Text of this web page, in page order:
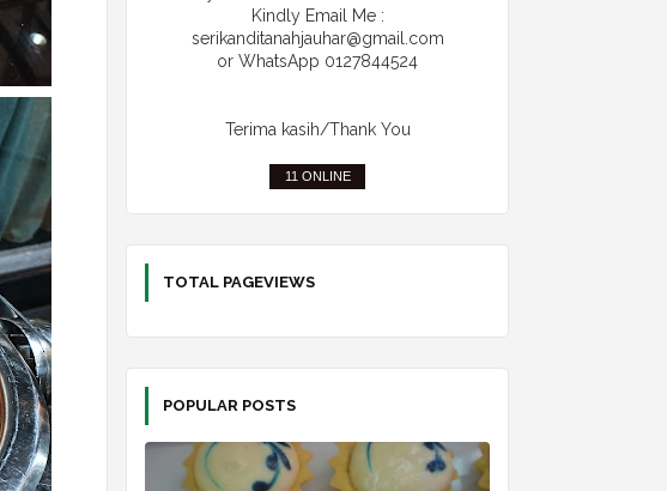
Kindly Email Me :
serikanditanahjauhar@gmail.com
or WhatsApp 0127844524
Terima kasih/Thank You
11 ONLINE
TOTAL PAGEVIEWS
POPULAR POSTS